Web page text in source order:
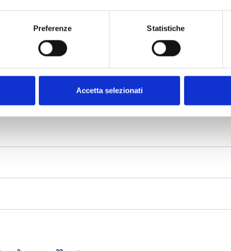
Preferenze Statistiche
Accetta selezionati